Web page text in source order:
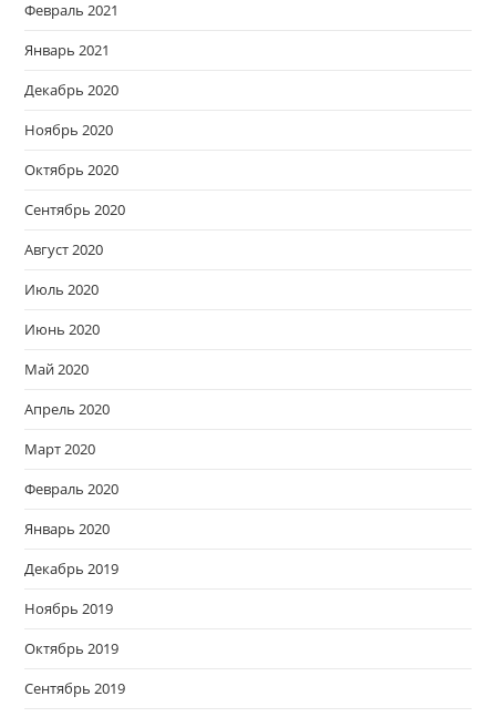
Февраль 2021
Январь 2021
Декабрь 2020
Ноябрь 2020
Октябрь 2020
Сентябрь 2020
Август 2020
Июль 2020
Июнь 2020
Май 2020
Апрель 2020
Март 2020
Февраль 2020
Январь 2020
Декабрь 2019
Ноябрь 2019
Октябрь 2019
Сентябрь 2019